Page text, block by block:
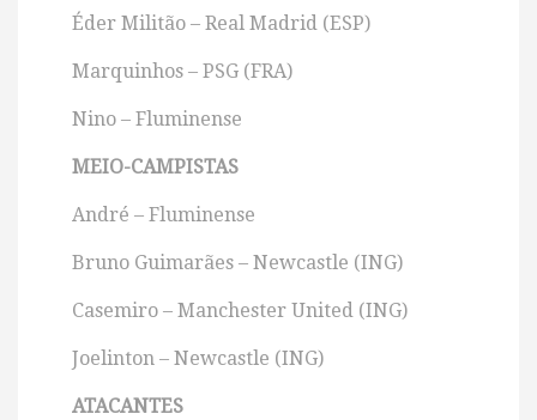
Éder Militão – Real Madrid (ESP)
Marquinhos – PSG (FRA)
Nino – Fluminense
MEIO-CAMPISTAS
André – Fluminense
Bruno Guimarães – Newcastle (ING)
Casemiro – Manchester United (ING)
Joelinton – Newcastle (ING)
ATACANTES